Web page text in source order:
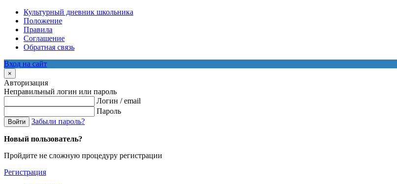
Культурный дневник школьника
Положение
Правила
Соглашение
Обратная связь
Вход на сайт
×
Авторизация
Неправильный логин или пароль
Логин / email
Пароль
Войти Забыли пароль?
Новый пользователь?
Пройдите не сложную процедуру регистрации
Регистрация